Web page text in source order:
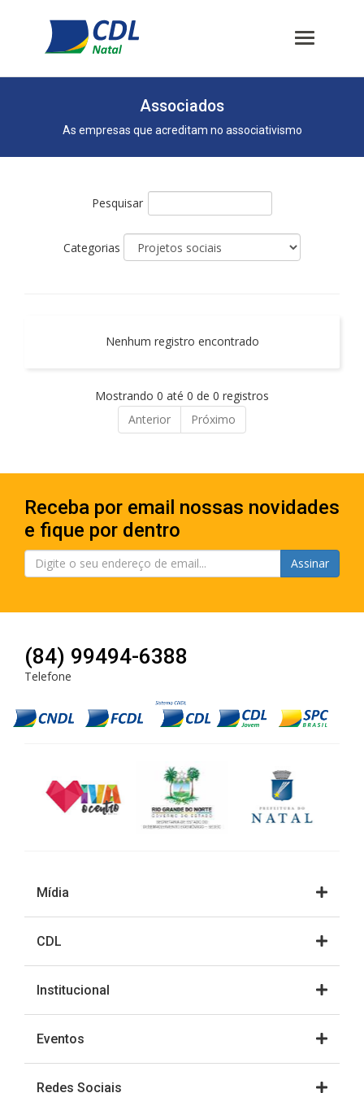
Associados
As empresas que acreditam no associativismo
Pesquisar
Categorias
Nenhum registro encontrado
Mostrando 0 até 0 de 0 registros
Anterior
Próximo
Receba por email nossas novidades
e fique por dentro
Assinar
(84) 99494-6388
Telefone
Mídia
CDL
Institucional
Eventos
Redes Sociais